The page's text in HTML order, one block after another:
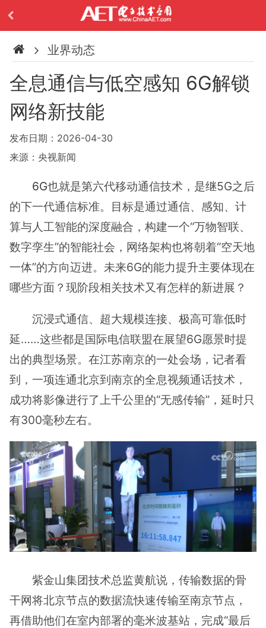
业界动态
全息通信与低空感知 6G解锁
网络新技能
发布日期：2026-04-30
来源：央视新闻
6G也就是第六代移动通信技术，是继5G之后
的下一代通信标准。目标是通过通信、感知、计
算与人工智能的深度融合，构建一个“万物智联、
数字孪生”的智能社会，网络架构也将朝着“空天地
一体”的方向迈进。未来6G的能力提升主要体现在
哪些方面？现阶段相关技术又有怎样的新进展？
沉浸式通信、超大规模连接、极高可靠低时
延……这些都是国际电信联盟在展望6G愿景时提
出的典型场景。在江苏南京的一处会场，记者看
到，一项连通北京到南京的全息视频通话技术，
成功将影像进行了上千公里的“无感传输”，延时只
有300毫秒左右。
紫金山集团技术总监黄航说，传输数据的骨
干网将北京节点的数据流快速传输至南京节点，
再借助他们在室内部署的毫米波基站，完成“最后